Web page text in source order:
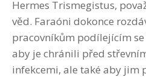
Hermes Trismegistus,
věd. Faraóni dokonce
pracovníkům podílejícím
aby je chránili před
infekcemi, ale také aby jim